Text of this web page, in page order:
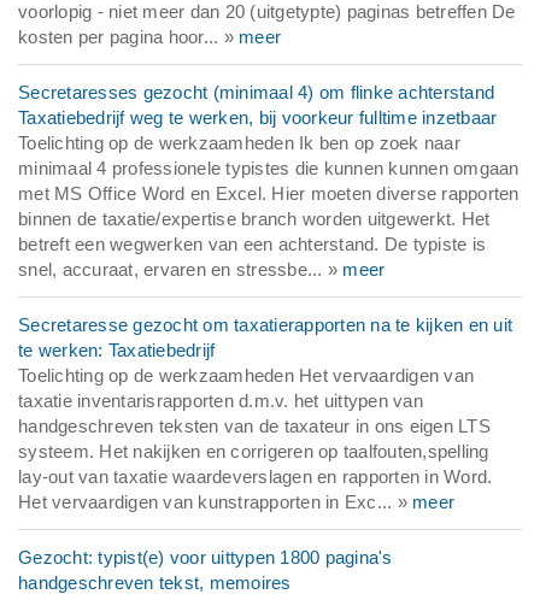
voorlopig - niet meer dan 20 (uitgetypte) paginas betreffen De
kosten per pagina hoor... » meer
Secretaresses gezocht (minimaal 4) om flinke achterstand
Taxatiebedrijf weg te werken, bij voorkeur fulltime inzetbaar
Toelichting op de werkzaamheden Ik ben op zoek naar
minimaal 4 professionele typistes die kunnen kunnen omgaan
met MS Office Word en Excel. Hier moeten diverse rapporten
binnen de taxatie/expertise branch worden uitgewerkt. Het
betreft een wegwerken van een achterstand. De typiste is
snel, accuraat, ervaren en stressbe... » meer
Secretaresse gezocht om taxatierapporten na te kijken en uit
te werken: Taxatiebedrijf
Toelichting op de werkzaamheden Het vervaardigen van
taxatie inventarisrapporten d.m.v. het uittypen van
handgeschreven teksten van de taxateur in ons eigen LTS
systeem. Het nakijken en corrigeren op taalfouten,spelling
lay-out van taxatie waardeverslagen en rapporten in Word.
Het vervaardigen van kunstrapporten in Exc... » meer
Gezocht: typist(e) voor uittypen 1800 pagina's
handgeschreven tekst, memoires